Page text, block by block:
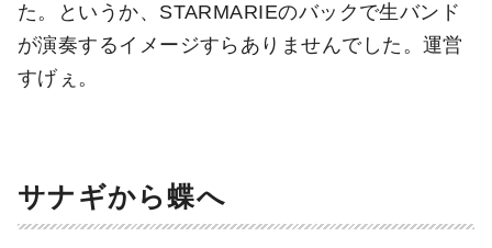
た。というか、STARMARIEのバックで生バンド
が演奏するイメージすらありませんでした。運営
すげぇ。
サナギから蝶へ